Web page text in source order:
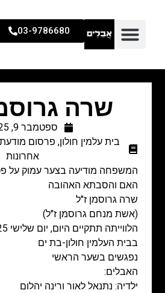
03-9786680
שרה
ספטמבר 9, 2025
בית עלמין חולון, פרסום מודעת
אחרונות
המשפחה מודיעה בצער עמוק על
האם והסבתא האהובה
שרה גרוסמן ז"ל
(אשת מנחם גרוסמן ז"ל)
בבית העלמין חולון-בת ים
נפגשים בשער הראשי
האבלים:
ילדיה: נתנאל לאור ורינה יהלום